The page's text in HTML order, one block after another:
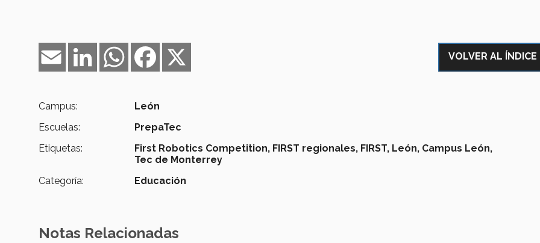
Facebook
WhatsApp
LinkedIn
Email
VOLVER AL ÍNDICE
Campus:
León
Escuelas:
PrepaTec
Etiquetas:
First Robotics Competition, FIRST regionales, FIRST, León, Campus León,
Tec de Monterrey
Categoría:
Educación
Notas Relacionadas